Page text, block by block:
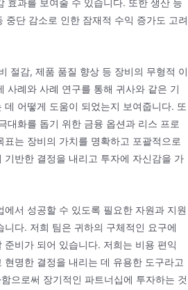
효과를 보여줄 수 있습니다. 또한 생산 능
중단 감소로 인한 잠재적 수익 증가도 고려
절감, 제품 품질 향상 등 장비의 무형적 이
사례와 사례 연구를 통해 귀사와 같은 기
데 어떻게 도움이 되었는지 보여줍니다. 또
대화를 돕기 위한 금융 옵션과 리스 프로
표는 장비의 가치를 명확하고 포괄적으로
기반한 결정을 내리고 투자에 자신감을 가
에서 성공할 수 있도록 필요한 자원과 지원
다. 저희 팀은 귀하의 구체적인 요구에
비가 되어 있습니다. 저희는 비용 편익
명한 결정을 내리는 데 유용한 도구라고
으로써 장기적인 파트너십에 투자하는 것